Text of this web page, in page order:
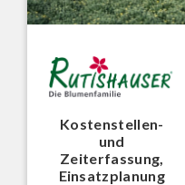
Kostenstellen-
und
Zeiterfassung,
Einsatzplanung